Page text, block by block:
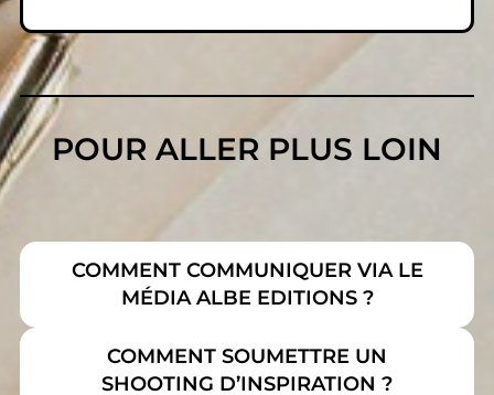
POUR ALLER PLUS LOIN
COMMENT COMMUNIQUER VIA LE
MÉDIA ALBE EDITIONS ?
COMMENT SOUMETTRE UN
SHOOTING D’INSPIRATION ?